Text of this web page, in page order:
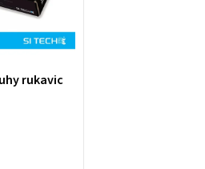
rukavic